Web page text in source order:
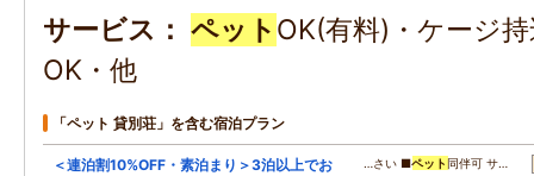
サービス ペット OK(有料)・ケージ
OK・他
「ペット 貸別荘」を含む宿泊プラン
＜連泊割10%OFF・素泊まり＞3泊以上でお
…さい ■ペット 同伴可 サ…